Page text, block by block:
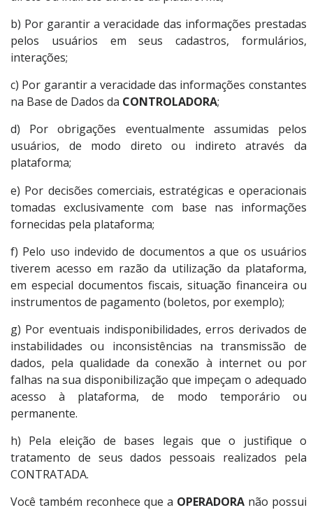
b) Por garantir a veracidade das informações prestadas
pelos usuários em seus cadastros, formulários,
interações;
c) Por garantir a veracidade das informações constantes
na Base de Dados da CONTROLADORA;
d) Por obrigações eventualmente assumidas pelos
usuários, de modo direto ou indireto através da
plataforma;
e) Por decisões comerciais, estratégicas e operacionais
tomadas exclusivamente com base nas informações
fornecidas pela plataforma;
f) Pelo uso indevido de documentos a que os usuários
tiverem acesso em razão da utilização da plataforma,
em especial documentos fiscais, situação financeira ou
instrumentos de pagamento (boletos, por exemplo);
g) Por eventuais indisponibilidades, erros derivados de
instabilidades ou inconsistências na transmissão de
dados, pela qualidade da conexão à internet ou por
falhas na sua disponibilização que impeçam o adequado
acesso à plataforma, de modo temporário ou
permanente.
h) Pela eleição de bases legais que o justifique o
tratamento de seus dados pessoais realizados pela
CONTRATADA.
Você também reconhece que a OPERADORAnão possui